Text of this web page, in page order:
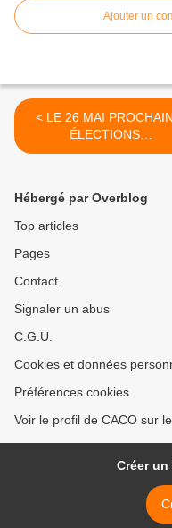
Ajouter un
< LE 26 MAI PROCHAIN
ÉLECTIONS
EUROPÉENNES,
JUSQU'AU 31 MARS 2019
Hébergé par Overblog
Top articles
Pages
Contact
Signaler un abus
C.G.U.
Cookies et données
Préférences cookies
Voir le profil de CACO sur
Créer